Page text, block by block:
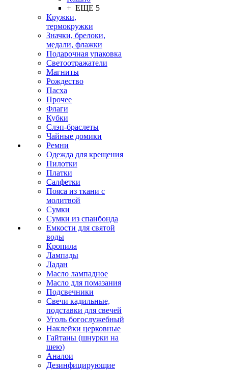
+ ЕЩЕ 5
Кружки,
термокружки
Значки, брелоки,
медали, флажки
Подарочная упаковка
Светоотражатели
Магниты
Рождество
Пасха
Прочее
Флаги
Кубки
Слэп-браслеты
Чайные домики
Ремни
Одежда для крещения
Пилотки
Платки
Салфетки
Пояса из ткани с
молитвой
Сумки
Сумки из спанбонда
Емкости для святой
воды
Кропила
Лампады
Ладан
Масло лампадное
Масло для помазания
Подсвечники
Свечи кадильные,
подставки для свечей
Уголь богослужебный
Наклейки церковные
Гайтаны (шнурки на
шею)
Аналои
Дезинфицирующие